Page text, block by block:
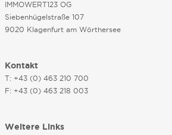
IMMOWERT123 OG
Siebenhügelstraße 107
9020 Klagenfurt am Wörthersee
Kontakt
T: +43 (0) 463 210 700
F: +43 (0) 463 218 003
Weitere Links